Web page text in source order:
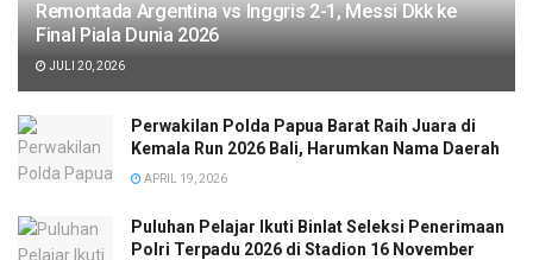
Remontada Argentina vs Inggris 2-1, Messi Dkk ke
Final Piala Dunia 2026
JULI 20, 2026
Perwakilan Polda Papua Barat Raih Juara di
Kemala Run 2026 Bali, Harumkan Nama Daerah
APRIL 19, 2026
Puluhan Pelajar Ikuti Binlat Seleksi Penerimaan
Polri Terpadu 2026 di Stadion 16 November